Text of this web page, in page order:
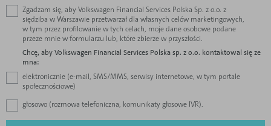
Zgadzam się, aby Volkswagen Financial Services Polska Sp. z o.o. z
siędziba w Warszawie przetwarzał dla własnych celów marketingowych,
w tym przez profilowanie w tych celach, moje dane osobowe podane
przeze mnie w formularzu lub, które zbierze w przyszłości.
Chcę, aby Volkswagen Financial Services Polska sp. z o.o. kontaktowal się ze
mna:
elektronicznie (e-mail, SMS/MMS, serwisy internetowe, w tym portale
społecznościowe)
głosowo (rozmowa telefoniczna, komunikaty głosowe IVR).